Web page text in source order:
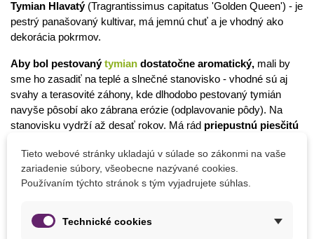
Tymian Hlavatý(Tragrantissimus capitatus 'Golden Queen') - je
pestrý panašovaný kultivar, má jemnú chuť a je vhodný ako
dekorácia pokrmov.
Aby bol pestovanýtymian dostatočne aromatický, mali by
sme ho zasadiť na teplé a slnečné stanovisko - vhodné sú aj
svahy a terasovité záhony, kde dlhodobo pestovaný tymián
navyše pôsobí ako zábrana erózie (odplavovanie pôdy). Na
stanovisku vydrží až desať rokov. Má rád priepustnú piesčitú
na miestach, kde je pôda zamokrená a kyslá.Neznáša
priamehnojeniemaštaľným hnojomani iným silnejším
organickým hnojivom.Semienka tymianuvysievame
na záhony. Listy trháme podľa potreby - čím častejšie, tým
Tieto webové stránky ukladajú v súlade so zákonmi na vaše
zariadenie súbory, všeobecne nazývané cookies.
Používaním týchto stránok s tým vyjadrujete súhlas.
Technické cookies